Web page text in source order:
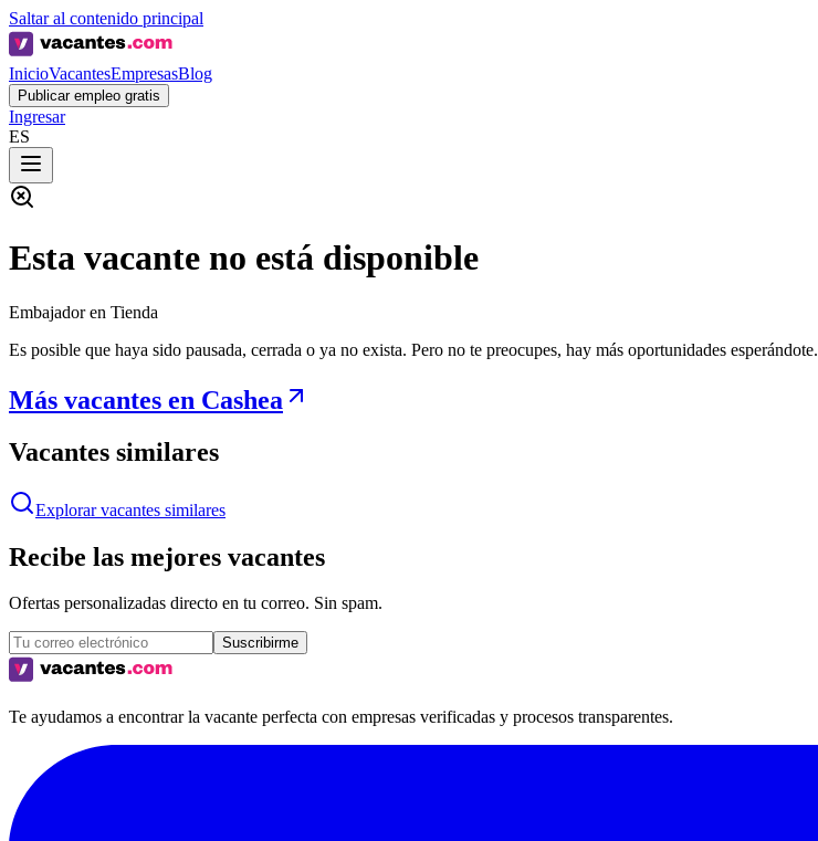
Saltar al contenido principal
InicioVacantesEmpresasBlog
Publicar empleo gratis
Ingresar
ES
Esta vacante no está disponible
Embajador en Tienda
Es posible que haya sido pausada, cerrada o ya no exista. Pero no te preocupes, hay más oportunidades esperándote.
Más vacantes en Cashea
Vacantes similares
Explorar vacantes similares
Recibe las mejores vacantes
Ofertas personalizadas directo en tu correo. Sin spam.
Suscribirme
Te ayudamos a encontrar la vacante perfecta con empresas verificadas y procesos transparentes.